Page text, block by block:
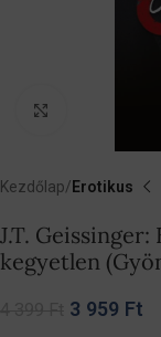
Kezdőlap Erotikus
J.T.
kegyetlen
3 959 Ft